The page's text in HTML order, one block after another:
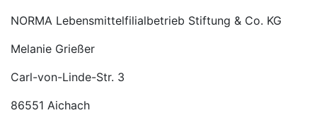
NORMA Lebensmittelfilialbetrieb Stiftung & Co. KG
Melanie Grießer
Carl-von-Linde-Str. 3
86551 Aichach